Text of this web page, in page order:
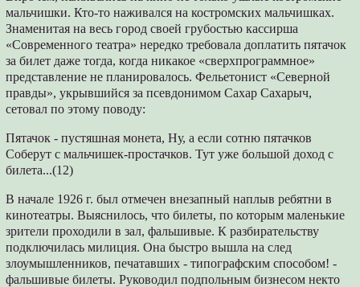
мальчишки. Кто-то наживался на костром­ских мальчишках.
Знаменитая на весь город своей грубостью кассирша
«Современного театра» нередко требовала доплатить пятачок
за билет даже тогда, когда никакое «сверхпро­граммное»
представление не планировалось. Фельетонист «Северной
правды», укрывший­ся за псевдонимом Сахар Сахарыч,
сетовал по этому поводу:
Пятачок - пустяшная монета, Ну, а если сотню пятачков
Соберут с мальчишек-простачков. Тут уже большой доход с
билета...(12)
В начале 1926 г. был отмечен внезапный на­плыв ребятни в
кинотеатры. Выяснилось, что билеты, по которым маленькие
зрители про­ходили в зал, фальшивые. К разбирательству
подключилась милиция. Она быстро вышла на след
злоумышленников, печатавших - ти­пографским способом! -
фальшивые биле­ты. Руководил подпольным бизнесом некто